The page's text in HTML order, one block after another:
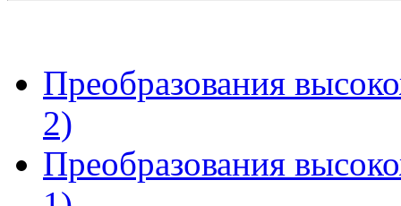
Преобразования
2)
Преобразования